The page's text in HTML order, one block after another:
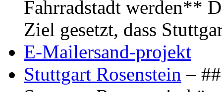
Fahrradstadt werden**
Ziel gesetzt, dass
E-Mailersand-projekt
Stuttgart Rosenstein –